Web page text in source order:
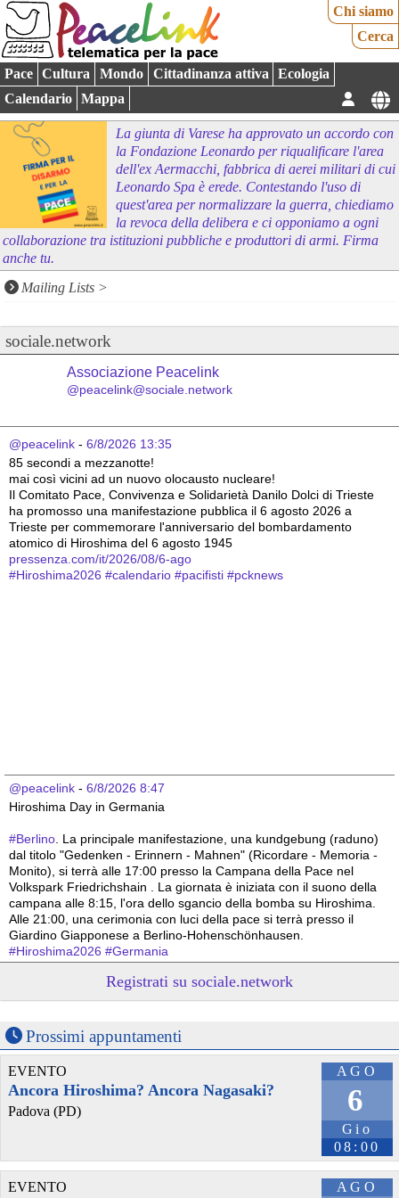
Chi siamo
Cerca
Pace Cultura Mondo Cittadinanza attiva
Ecologia
Calendario
Mappa
La giunta di Varese ha approvato un accordo con
la Fondazione Leonardo per riqualificare l'area
dell'ex Aermacchi, fabbrica di aerei militari di cui
Leonardo Spa è erede. Contestando l'uso di
quest'area per normalizzare la guerra, chiediamo
la revoca della delibera e ci opponiamo a ogni
collaborazione tra istituzioni pubbliche e produttori di armi. Firma
anche tu.
Mailing Lists>
sociale.network
Associazione Peacelink
@peacelink@sociale.network
@peacelink - 6/8/2026 13:35
85 secondi a mezzanotte!
mai così vicini ad un nuovo olocausto nucleare!
Il Comitato Pace, Convivenza e Solidarietà Danilo Dolci di Trieste
ha promosso una manifestazione pubblica il 6 agosto 2026 a
Trieste per commemorare l'anniversario del bombardamento
atomico di Hiroshima del 6 agosto 1945
pressenza.com/it/2026/08/6-ago
#Hiroshima2026 #calendario #pacifisti #pcknews
@peacelink - 6/8/2026 8:47
Hiroshima Day in Germania
#Berlino . La principale manifestazione, una kundgebung (raduno)
dal titolo "Gedenken - Erinnern - Mahnen" (Ricordare - Memoria -
Monito), si terrà alle 17:00 presso la Campana della Pace nel
Volkspark Friedrichshain . La giornata è iniziata con il suono della
campana alle 8:15, l'ora dello sgancio della bomba su Hiroshima.
Alle 21:00, una cerimonia con luci della pace si terrà presso il
Giardino Giapponese a Berlino-Hohenschönhausen.
#Hiroshima2026 #Germania
6/8/2026 8:44
Hiroshima Day in Germania
articolato. La commemorazione ufficiale è iniziata alle 8:00 con una
cerimonia presso la Aegidienkirche , seguita da una meditazione
sonora e da una funzione multireligiosa per la pace nel pomeriggio.
In serata, la città ospiterà proiezioni di documentari al Neues
Rathaus e, alle 22:00, un suggestivo momento di ricordo con il
lancio di lanterne di carta sullo stagno Maschteich.
@peacelink - 6/8/2026 8:42
In Germania le commemorazioni dell'81° anniversario di Hiroshima
sono numerose e capillari, coinvolgendo grandi città e piccole
Registrati su sociale.network
Prossimi appuntamenti
AGO
6
Gio
08:00
EVENTO
Ancora Hiroshima? Ancora Nagasaki?
Padova (PD)
AGO
EVENTO